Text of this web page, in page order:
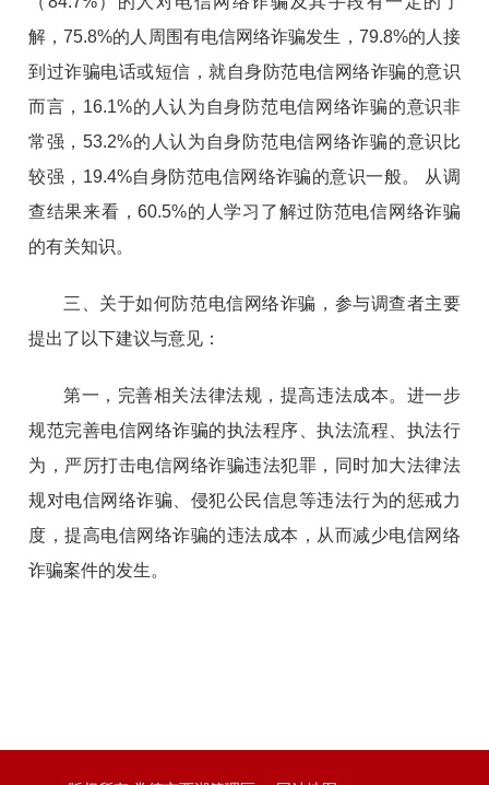
解，75.8%的人周围有电信网络诈骗发生，79.8%的人接
到过诈骗电话或短信，就自身防范电信网络诈骗的意识
而言，16.1%的人认为自身防范电信网络诈骗的意识非
常强，53.2%的人认为自身防范电信网络诈骗的意识比
较强，19.4%自身防范电信网络诈骗的意识一般。 从调
查结果来看，60.5%的人学习了解过防范电信网络诈骗
的有关知识。
三、关于如何防范电信网络诈骗，参与调查者主要
提出了以下建议与意见：
第一，完善相关法律法规，提高违法成本。进一步
规范完善电信网络诈骗的执法程序、执法流程、执法行
为，严厉打击电信网络诈骗违法犯罪，同时加大法律法
规对电信网络诈骗、侵犯公民信息等违法行为的惩戒力
度，提高电信网络诈骗的违法成本，从而减少电信网络
诈骗案件的发生。